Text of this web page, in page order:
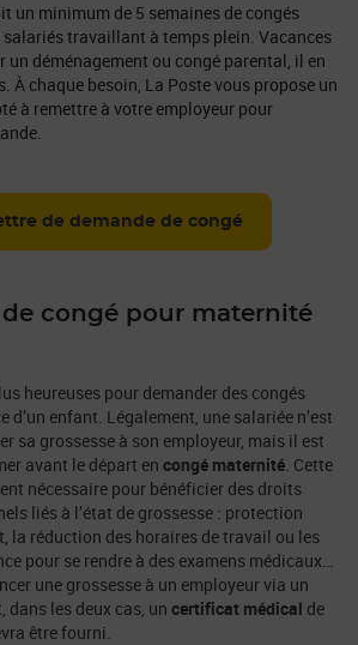
un minimum de 5 semaines de congés
salariés travaillant à temps plein. Vacances
un déménagement ou congé parental, il en
À chaque besoin, La Poste vous propose un
à remettre à votre employeur pour
de demande de congé
de congé pour maternité
heureuses pour demander des congés
d’un enfant. Légalement, une salariée n’est
sa grossesse à son employeur, mais il est
avant le départ en congé maternité. Cette
nécessaire pour bénéficier des droits
liés à l’état de grossesse : protection
la réduction des horaires de travail ou les
pour se rendre à des examens médicaux…
une grossesse à un employeur via un
dans les deux cas, un certificat médical de
être fourni.